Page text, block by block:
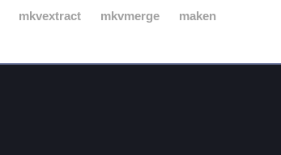
mkvextract mkvmerge
maken